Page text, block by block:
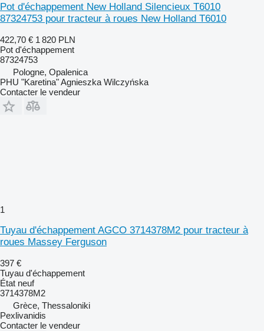
Pot d'échappement New Holland Silencieux T6010
87324753 pour tracteur à roues New Holland T6010
422,70 € 1 820 PLN
Pot d'échappement
87324753
Pologne, Opalenica
PHU "Karetina" Agnieszka Wilczyńska
Contacter le vendeur
1
Tuyau d'échappement AGCO 3714378M2 pour tracteur à
roues Massey Ferguson
397 €
Tuyau d'échappement
État neuf
3714378M2
Grèce, Thessaloniki
Pexlivanidis
Contacter le vendeur